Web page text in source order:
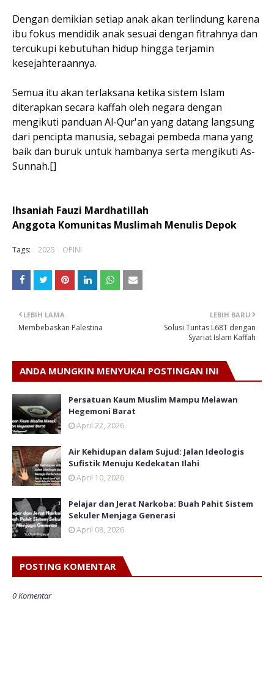
Dengan demikian setiap anak akan terlindung karena
ibu fokus mendidik anak sesuai dengan fitrahnya dan
tercukupi kebutuhan hidup hingga terjamin
kesejahteraannya.
Semua itu akan terlaksana ketika sistem Islam
diterapkan secara kaffah oleh negara dengan
mengikuti panduan Al-Qur'an yang datang langsung
dari pencipta manusia, sebagai pembeda mana yang
baik dan buruk untuk hambanya serta mengikuti As-
Sunnah.[]
Ihsaniah Fauzi Mardhatillah
Anggota Komunitas Muslimah Menulis Depok
Tags: 2025 OPINI
LEBIH BARU
Solusi Tuntas L68T dengan
Syariat Islam Kaffah
LEBIH LAMA
Membebaskan Palestina
ANDA MUNGKIN MENYUKAI POSTINGAN INI
Persatuan Kaum Muslim Mampu Melawan
Hegemoni Barat
April 22, 2026
Air Kehidupan dalam Sujud: Jalan Ideologis
Sufistik Menuju Kedekatan Ilahi
April 10, 2026
Pelajar dan Jerat Narkoba: Buah Pahit Sistem
Sekuler Menjaga Generasi
April 08, 2026
POSTING KOMENTAR
0 Komentar